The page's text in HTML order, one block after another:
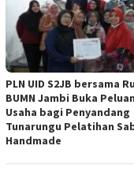
PLN UID S2JB bersama
BUMN Jambi Buka
Usaha bagi Penyandang
Tunarungu Pelatihan
Handmade